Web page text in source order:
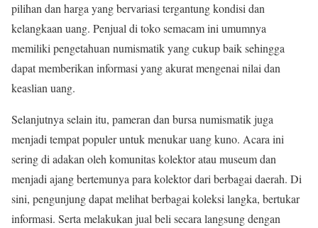
pilihan dan harga yang bervariasi tergantung kondisi dan
kelangkaan uang. Penjual di toko semacam ini umumnya
memiliki pengetahuan numismatik yang cukup baik sehingga
dapat memberikan informasi yang akurat mengenai nilai dan
keaslian uang.
Selanjutnya selain itu, pameran dan bursa numismatik juga
menjadi tempat populer untuk menukar uang kuno. Acara ini
sering di adakan oleh komunitas kolektor atau museum dan
menjadi ajang bertemunya para kolektor dari berbagai daerah. Di
sini, pengunjung dapat melihat berbagai koleksi langka, bertukar
informasi. Serta melakukan jual beli secara langsung dengan